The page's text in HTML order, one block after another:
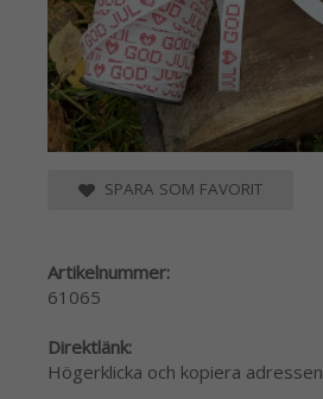
SPARA SOM FAVORIT
Artikelnummer:
61065
Direktlänk:
Högerklicka och kopiera adressen